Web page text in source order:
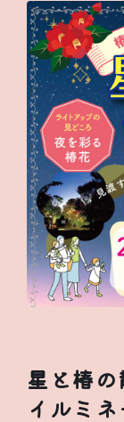
星と椿
イルミ